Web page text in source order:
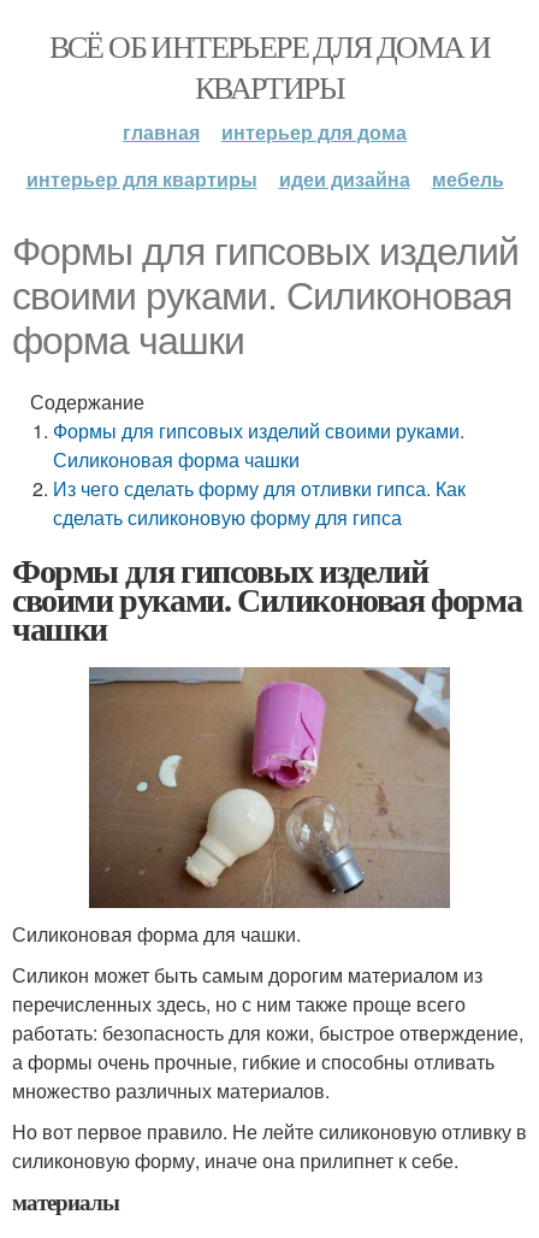
ВСЁ ОБ ИНТЕРЬЕРЕ ДЛЯ ДОМА И
КВАРТИРЫ
главная
интерьер для дома
интерьер для квартиры
идеи дизайна мебель
Формы для гипсовых изделий
своими руками. Силиконовая
форма чашки
Содержание
Формы для гипсовых изделий своими руками.
Силиконовая форма чашки
Из чего сделать форму для отливки гипса. Как
сделать силиконовую форму для гипса
Формы для гипсовых изделий
своими руками. Силиконовая форма
чашки
Силиконовая форма для чашки.
Силикон может быть самым дорогим материалом из
перечисленных здесь, но с ним также проще всего
работать: безопасность для кожи, быстрое отверждение,
а формы очень прочные, гибкие и способны отливать
множество различных материалов.
Но вот первое правило. Не лейте силиконовую отливку в
силиконовую форму, иначе она прилипнет к себе.
материалы